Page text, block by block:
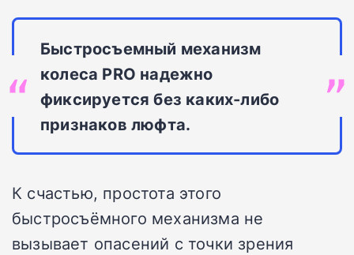
Быстросъемный механизм
колеса PRO надежно
фиксируется без каких-либо
признаков люфта.
К счастью, простота этого
быстросъёмного механизма не
вызывает опасений с точки зрения